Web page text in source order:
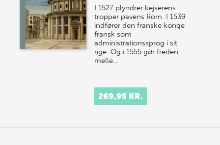
I 1527 plyndrer kejserens
tropper pavens Rom. I 1539
indfører den franske konge
fransk som
administrationssprog i sit
rige. Og i 1555 gør freden
melle…
269,95 KR.